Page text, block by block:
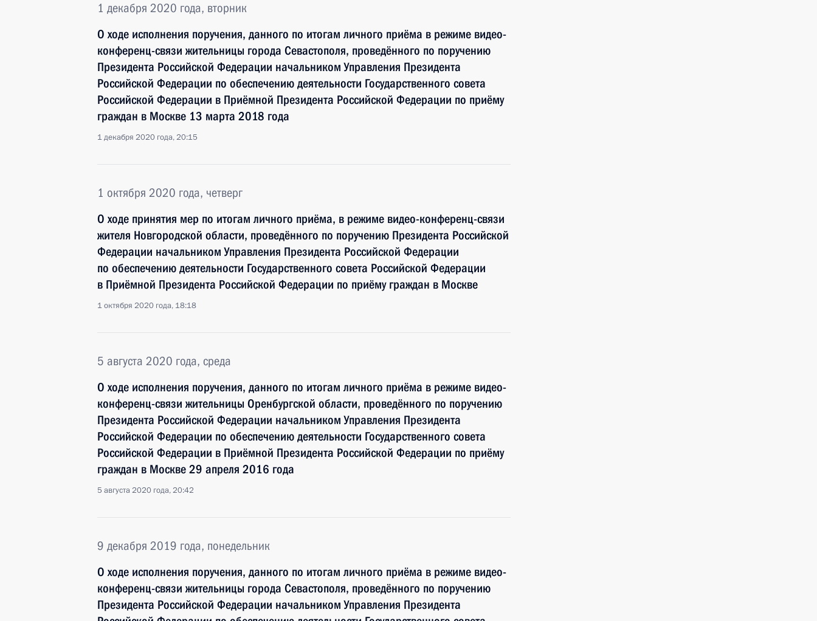
1 декабря 2020 года, вторник
О ходе исполнения поручения, данного по итогам личного приёма в режиме видео-
конференц-связи жительницы города Севастополя, проведённого по поручению
Президента Российской Федерации начальником Управления Президента
Российской Федерации по обеспечению деятельности Государственного совета
Российской Федерации в Приёмной Президента Российской Федерации по приёму
граждан в Москве 13 марта 2018 года
1 декабря 2020 года, 20:15
1 октября 2020 года, четверг
О ходе принятия мер по итогам личного приёма, в режиме видео-конференц-связи
жителя Новгородской области, проведённого по поручению Президента Российской
Федерации начальником Управления Президента Российской Федерации
по обеспечению деятельности Государственного совета Российской Федерации
в Приёмной Президента Российской Федерации по приёму граждан в Москве
1 октября 2020 года, 18:18
5 августа 2020 года, среда
О ходе исполнения поручения, данного по итогам личного приёма в режиме видео-
конференц-связи жительницы Оренбургской области, проведённого по поручению
Президента Российской Федерации начальником Управления Президента
Российской Федерации по обеспечению деятельности Государственного совета
Российской Федерации в Приёмной Президента Российской Федерации по приёму
граждан в Москве 29 апреля 2016 года
5 августа 2020 года, 20:42
9 декабря 2019 года, понедельник
О ходе исполнения поручения, данного по итогам личного приёма в режиме видео-
конференц-связи жительницы города Севастополя, проведённого по поручению
Президента Российской Федерации начальником Управления Президента